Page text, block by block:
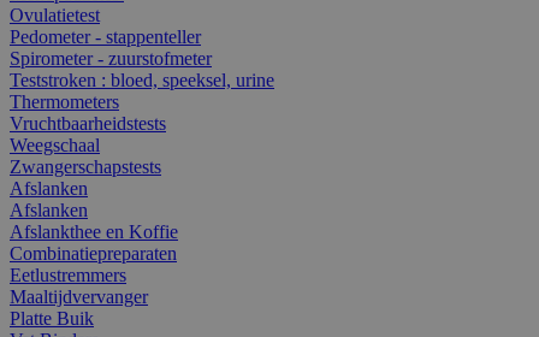
Ovulatietest
Pedometer - stappenteller
Spirometer - zuurstofmeter
Teststroken : bloed, speeksel, urine
Thermometers
Vruchtbaarheidstests
Weegschaal
Zwangerschapstests
Afslanken
Afslanken
Afslankthee en Koffie
Combinatiepreparaten
Eetlustremmers
Maaltijdvervanger
Platte Buik